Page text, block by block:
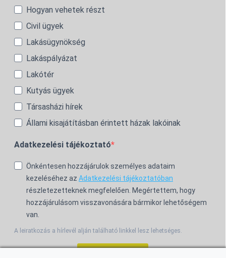
Hogyan vehetek részt
Civil ügyek
Lakásügynökség
Lakáspályázat
Lakótér
Kutyás ügyek
Társasházi hírek
Állami kisajátításban érintett házak lakóinak
Adatkezelési tájékoztató
Önkéntesen hozzájárulok személyes adataim
kezeléséhez az Adatkezelési tájékoztatóban
részletezetteknek megfelelően. Megértettem, hogy
hozzájárulásom visszavonására bármikor lehetőségem
van.
A leiratkozás a hírlevél alján található linkkel lesz lehetséges.